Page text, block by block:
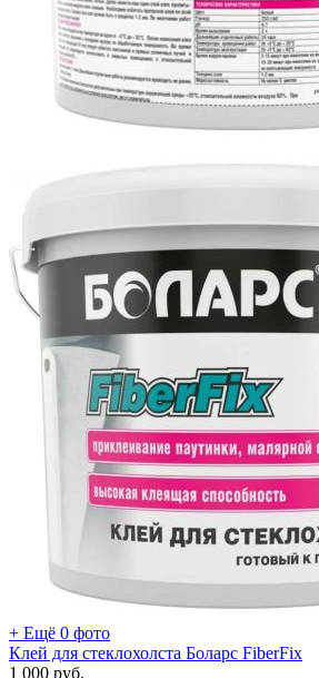
+ Ещё 0 фото
Клей для стеклохолста Боларс FiberFix
1 000 руб.